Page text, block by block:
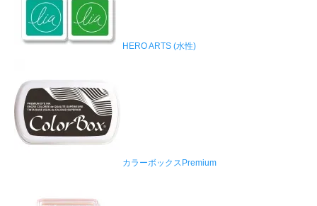
HERO ARTS (水性)
カラーボックスPremium